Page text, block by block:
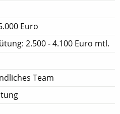
Euro
2.500 - 4.100 Euro mtl.
Team